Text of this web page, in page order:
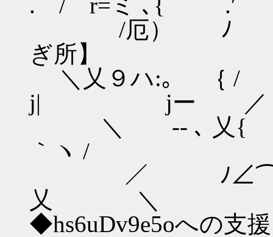
. / r=ミ ､{ .′
/厄） ﾉ
ぎ所】
＼乂９ハ:｡ ｛
j| jー ／
＼ -- ､ 乂{ { {
｀ヽ /
／ ﾉ∠⌒ヽ.,__
乂 ＼
◆hs6uDv9e5oへの支